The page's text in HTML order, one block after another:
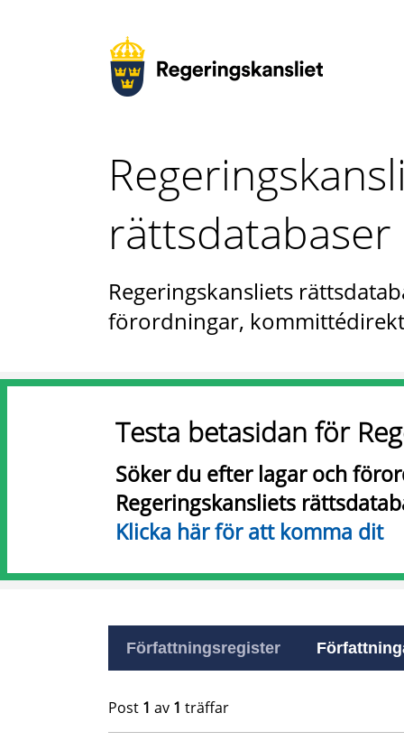
rättsdatabaser
Regeringskansliets
förordningar,
Testa betasidan för
Söker du efter lagar och
Regeringskansliets
Klicka här för att komma dit
Författningsregister
Post 1 av 1 träffar